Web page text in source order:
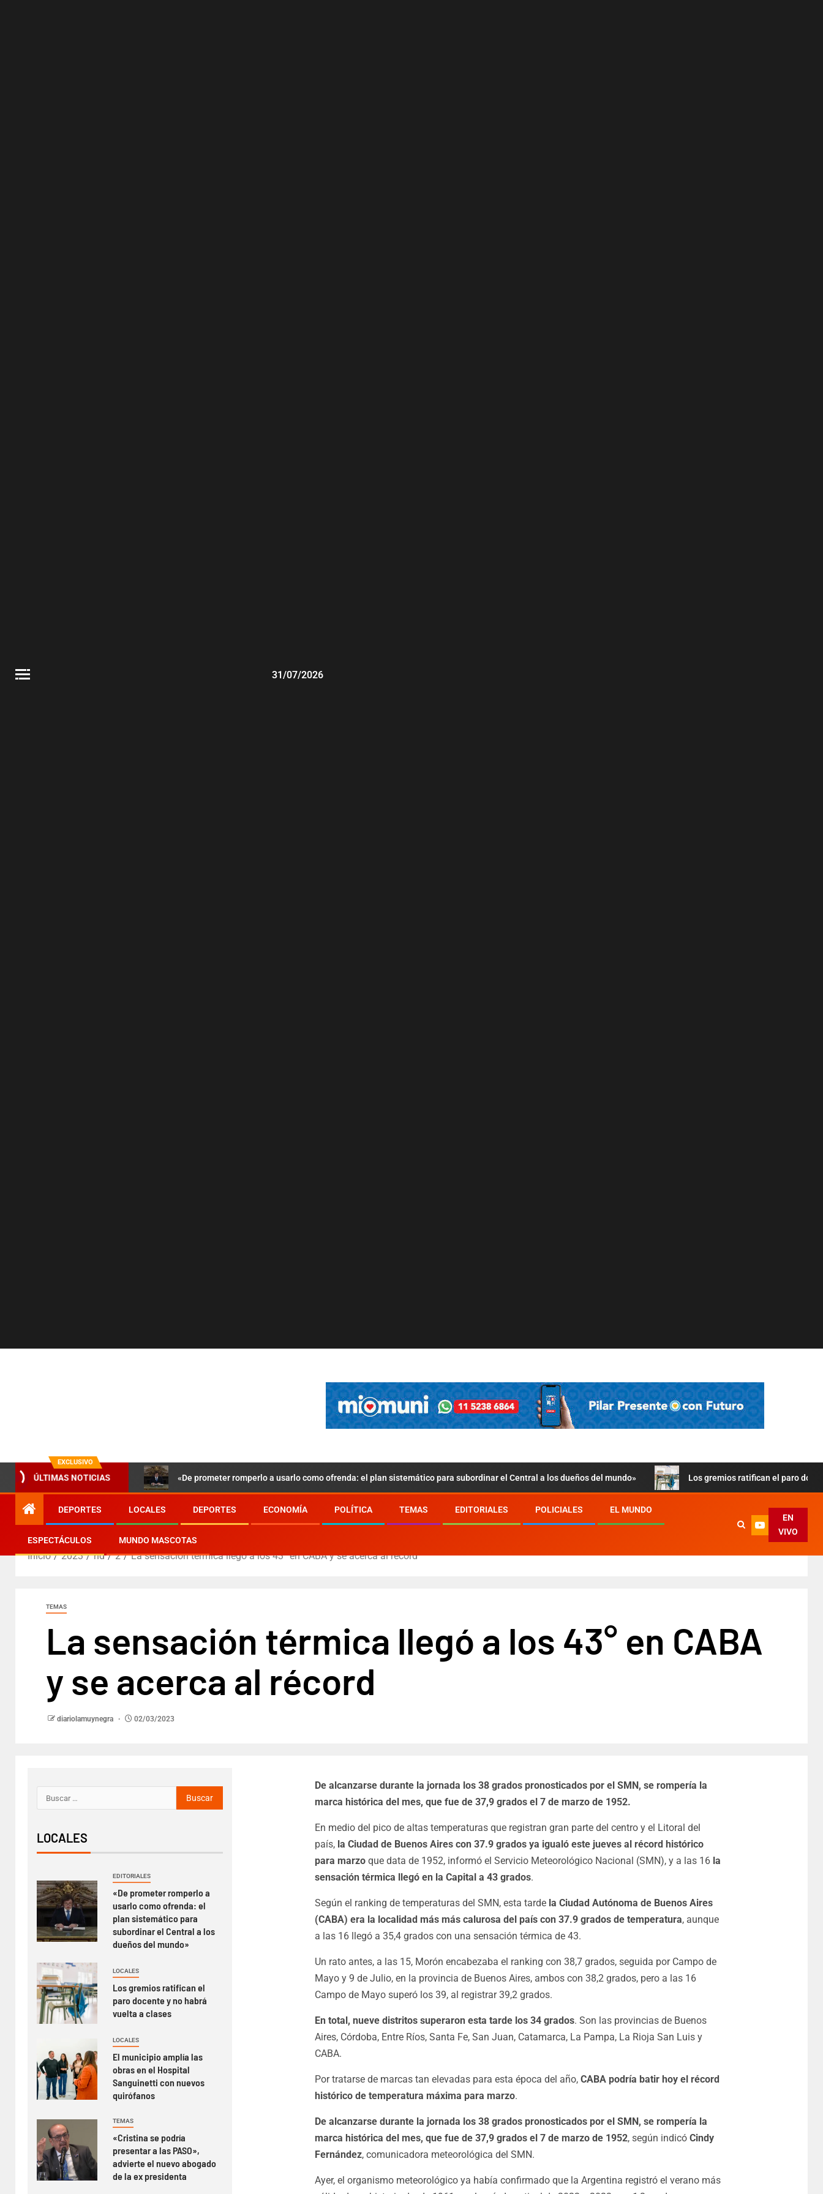
31/07/2026
EXCLUSIVO
ÚLTIMAS NOTICIAS «De prometer romperlo a usarlo como ofrenda: el plan sistemático para subordinar el Central a los dueños del mundo» Los gremios ratifican el paro
DEPORTES LOCALES DEPORTES ECONOMÍA POLÍTICA TEMAS EDITORIALES POLICIALES EL MUNDO
ESPECTÁCULOS MUNDO MASCOTAS
EN
VIVO
Inicio 2023 nd 2 La sensación térmica llegó a los 43° en CABA y se acerca al récord
TEMAS
La sensación térmica llegó a los 43° en CABA
y se acerca al récord
diariolamuynegra 02/03/2023
De alcanzarse durante la jornada los 38 grados pronosticados por el SMN, se rompería la
marca histórica del mes, que fue de 37,9 grados el 7 de marzo de 1952.
En medio del pico de altas temperaturas que registran gran parte del centro y el Litoral del
país, la Ciudad de Buenos Aires con 37.9 grados ya igualó este jueves al récord histórico
para marzo que data de 1952, informó el Servicio Meteorológico Nacional (SMN), y a las 16 la
sensación térmica llegó en la Capital a 43 grados.
Según el ranking de temperaturas del SMN, esta tarde la Ciudad Autónoma de Buenos Aires
(CABA) era la localidad más más calurosa del país con 37.9 grados de temperatura, aunque
a las 16 llegó a 35,4 grados con una sensación térmica de 43.
Un rato antes, a las 15, Morón encabezaba el ranking con 38,7 grados, seguida por Campo de
Mayo y 9 de Julio, en la provincia de Buenos Aires, ambos con 38,2 grados, pero a las 16
Campo de Mayo superó los 39, al registrar 39,2 grados.
En total, nueve distritos superaron esta tarde los 34 grados. Son las provincias de Buenos
Aires, Córdoba, Entre Ríos, Santa Fe, San Juan, Catamarca, La Pampa, La Rioja San Luis y
CABA.
Por tratarse de marcas tan elevadas para esta época del año, CABA podría batir hoy el récord
histórico de temperatura máxima para marzo.
De alcanzarse durante la jornada los 38 grados pronosticados por el SMN, se rompería la
marca histórica del mes, que fue de 37,9 grados el 7 de marzo de 1952, según indicó Cindy
Fernández, comunicadora meteorológica del SMN.
Ayer, el organismo meteorológico ya había confirmado que la Argentina registró el verano más
LOCALES
EDITORIALES
«De prometer romperlo a
usarlo como ofrenda: el
plan sistemático para
subordinar el Central a los
dueños del mundo»
LOCALES
Los gremios ratifican el
paro docente y no habrá
vuelta a clases
LOCALES
El municipio amplía las
obras en el Hospital
Sanguinetti con nuevos
quirófanos
TEMAS
«Cristina se podría
presentar a las PASO»,
advierte el nuevo abogado
de la ex presidenta